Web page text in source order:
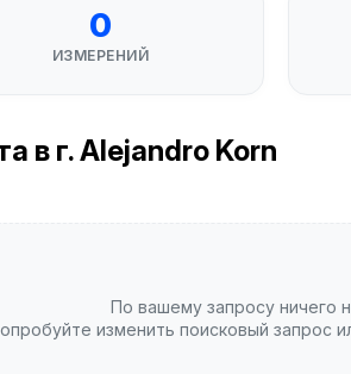
0
ИЗМЕРЕНИЙ
в г. Alejandro Korn
По вашему запросу ничего
изменить поисковый запрос